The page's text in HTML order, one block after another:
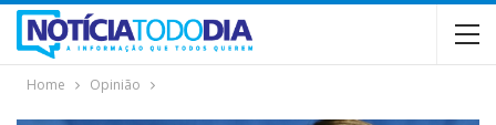
Home Opinião